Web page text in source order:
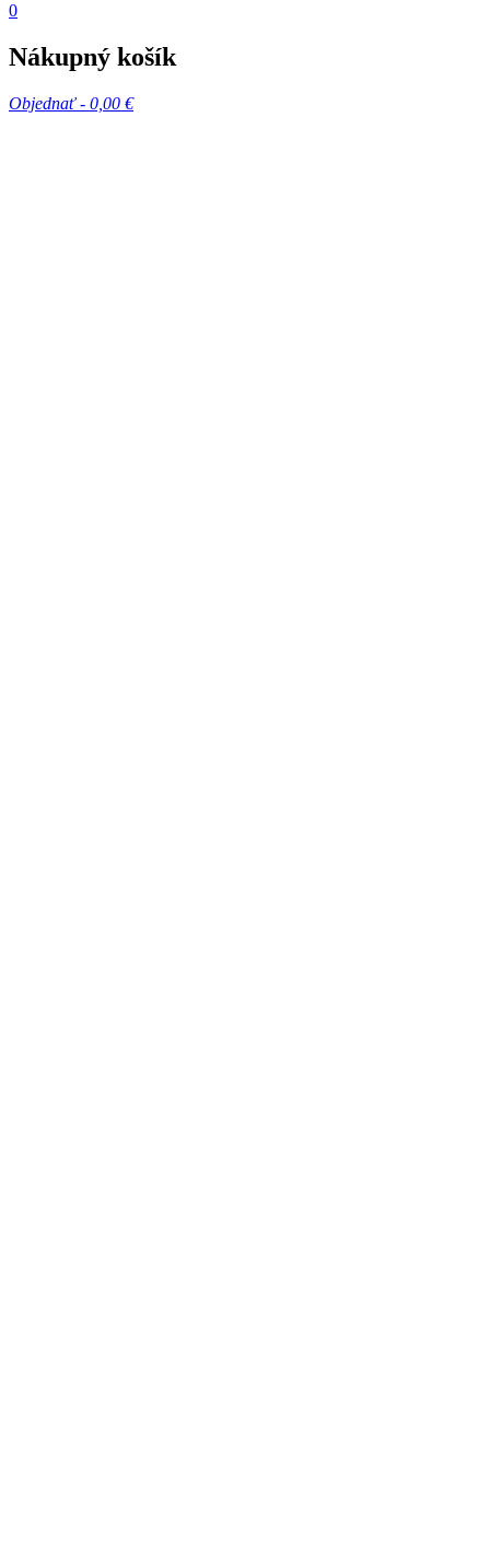
0
Nákupný košík
Objednať - 0,00 €